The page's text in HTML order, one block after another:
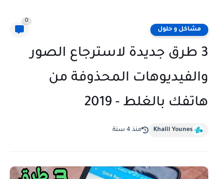
مشاكل و حلول
0
3 طرق جديدة لاسترجاع الصور
والفيديوهات المحذوفة من
هاتفك بالغلط - 2019
Khalil Younes منذ 4 سنة